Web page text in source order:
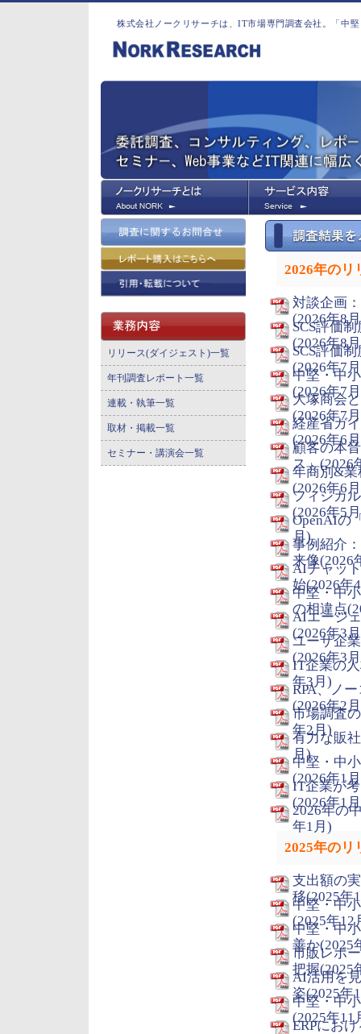
株式会社ノークリサーチは、IT市場専門調査会社。「中
リリース(ダイジェスト)一覧
年刊調査レポート一覧
連載・執筆一覧
取材・掲載一覧
セミナー・講演会一覧
2026年のリ
対談企画
(2026年8
SCS評価
(2026年8
SCS評価
(2026年7
中堅・中
(2026年7
大塚商会
(2026年7
経産省ガ
(2026年6
顧客の本
ス」(2026
年商別&業
(2026年6
フィジカ
(2026年5
OpenAIの
月)
事例紹介
来像(2026
AIチャッ
始(2026年
中堅・中
の相違点
AIエージ
(2026年3
ユーザ企
(2026年3
IT企業の
年3月)
RPA、ノ
(2026年2
市場調査
年2月)
有力な販
月)
中堅・中
(2026年1
IT企業が
(2026年1
2026年の
年1月)
2025年のリ
支出額の
移(2025年
中堅・中
(2025年12
中堅・中
善か(2025
市販レポ
把握(2025
AI活用を
姿(2025年
中堅・中
(2025年11
ERPにお